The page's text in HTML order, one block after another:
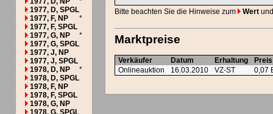
1977, D, SPGL
1977, F, NP
*
1977, F, SPGL
1977, G, NP
*
1977, G, SPGL
1977, J, NP
1977, J, SPGL
1978, D, NP
*
1978, D, SPGL
1978, F, NP
1978, F, SPGL
1978, G, NP
Bitte beachten Sie die Hinweise zum Wert
Marktpreise
Verkäufer Datum Erhaltung
Preis
Onlineauktion
16.03.2010 VZ-ST 0,07